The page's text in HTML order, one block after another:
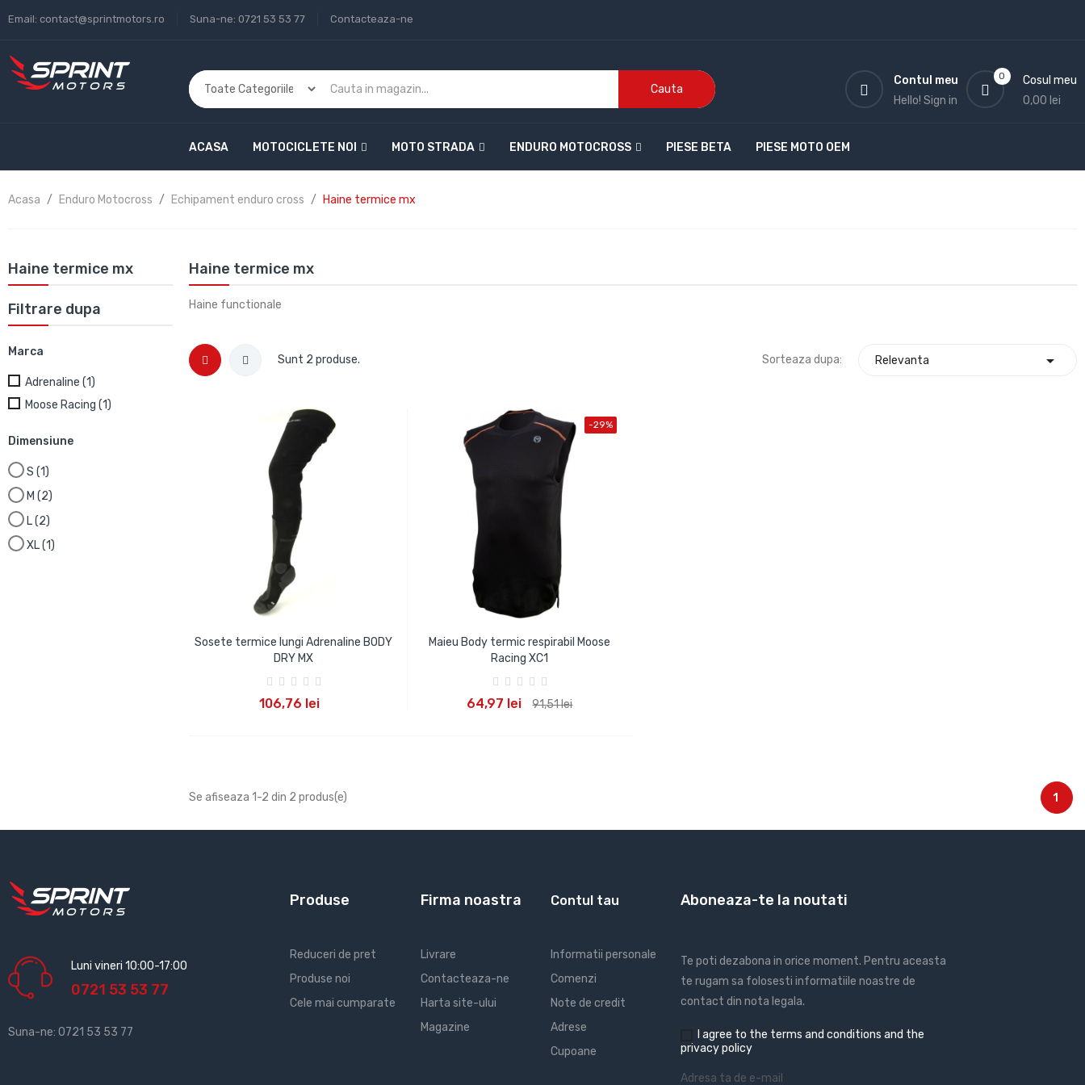
Email: contact@sprintmotors.ro Suna-ne: 0721 53 53 77 Contacteaza-ne
Cauta
0
Cosul meu
0,00 lei
Contul meu
Hello! Sign in
ACASA MOTOCICLETE NOI MOTO STRADA ENDURO MOTOCROSS PIESE BETA PIESE MOTO OEM
Acasa Enduro Motocross Echipament enduro cross Haine termice mx
Haine termice mx
Filtrare dupa
Marca
Adrenaline (1)
Moose Racing (1)
Dimensiune
S (1)
M (2)
L(2)
XL(1)
Haine termice mx
Haine functionale
Sunt 2 produse. Sorteaza dupa: Relevanta 
Sosete termice lungi Adrenaline BODY
DRY MX
106,76 lei
-29%
Maieu Body termic respirabil Moose
Racing XC1
64,97 lei 91,51 lei
Se afiseaza 1-2 din 2 produs(e) 1
Luni vineri 10:00-17:00
0721 53 53 77
Suna-ne: 0721 53 53 77
Produse
Reduceri de pret
Produse noi
Cele mai cumparate
Firma noastra
Livrare
Contacteaza-ne
Harta site-ului
Magazine
Contul tau
Informatii personale
Comenzi
Note de credit
Adrese
Cupoane
Aboneaza-te la noutati
Te poti dezabona in orice moment. Pentru aceasta
te rugam sa folosesti informatiile noastre de
contact din nota legala.
agree to the terms and conditions and the
privacy policy